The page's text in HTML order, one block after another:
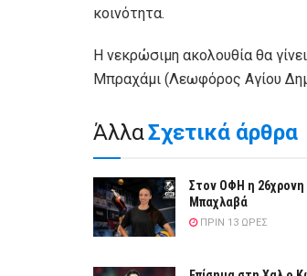
κοινότητα.
Η νεκρώσιμη ακολουθία θα
Μπραχάμι (Λεωφόρος Αγίου
ΆλλαΣχετικά άρθρα
Στον ΟΦΗ η 26χρονη
Μπαχλαβά
ΠΡΙΝ 13 ΏΡΕΣ